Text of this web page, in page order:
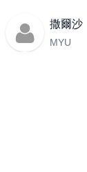
撒爾沙
MYU